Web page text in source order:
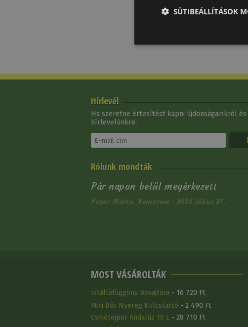
Sima Bőr
9 640 Ft
Hírlevél
Ha szeretne értesítést kapni újdonságainkról
hírlevelünkre:
Rólunk mondták
Pár napon belül megérkezett
Páger Márta, Komárom - 2025 július 21.
MOST VÁSÁROLTÁK
Istállófüggöny Boxajtóra - 16 720 Ft
Mini Bőr Nyereg Kulcstartó - 2 490 Ft
Csikótejpor Andalúz 10 L - 28 710 Ft
SÜTIBEÁLLÍTÁSOK